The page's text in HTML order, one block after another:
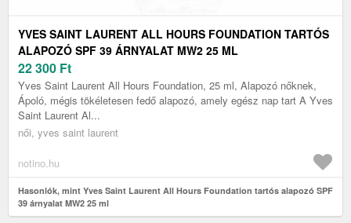
YVES SAINT LAURENT ALL HOURS FOUNDATION TARTÓS
ALAPOZÓ SPF 39 ÁRNYALAT MW2 25 ML
22 300 Ft
Yves Saint Laurent All Hours Foundation, 25 ml, Alapozó nőknek,
Ápoló, mégis tökéletesen fedő alapozó, amely egész nap tart A Yves
Saint Laurent Al...
női, yves saint laurent
notino.hu
Hasonlók, mint Yves Saint Laurent All Hours Foundation tartós alapozó SPF
39 árnyalat MW2 25 ml